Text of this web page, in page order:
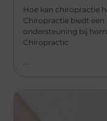
Hoe kan chiropractie
Chiropractie biedt
ondersteuning bij
Chiropractic
...